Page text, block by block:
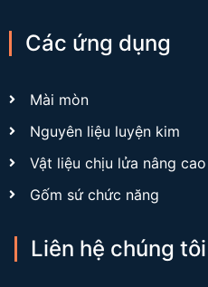
Các ứng dụng
Mài mòn
Nguyên liệu luyện kim
Vật liệu chịu lửa nâng cao
Gốm sứ chức năng
Liên hệ chúng tôi